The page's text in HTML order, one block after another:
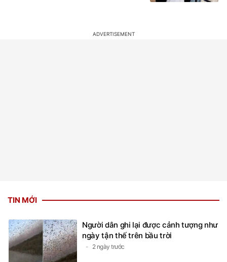
TIN MỚI
Người dân ghi lại được cảnh tượng như
ngày tận thế trên bầu trời
2 ngày trước